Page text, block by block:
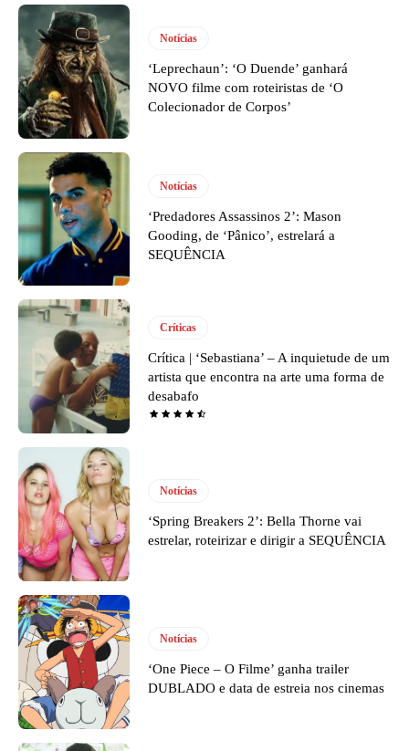
Notícias
‘Leprechaun’: ‘O Duende’ ganhará
NOVO filme com roteiristas de ‘O
Colecionador de Corpos’
Notícias
‘Predadores Assassinos 2’: Mason
Gooding, de ‘Pânico’, estrelará a
SEQUÊNCIA
Críticas
Crítica | ‘Sebastiana’ – A inquietude de um
artista que encontra na arte uma forma de
desabafo
Notícias
‘Spring Breakers 2’: Bella Thorne vai
estrelar, roteirizar e dirigir a SEQUÊNCIA
Notícias
‘One Piece – O Filme’ ganha trailer
DUBLADO e data de estreia nos cinemas